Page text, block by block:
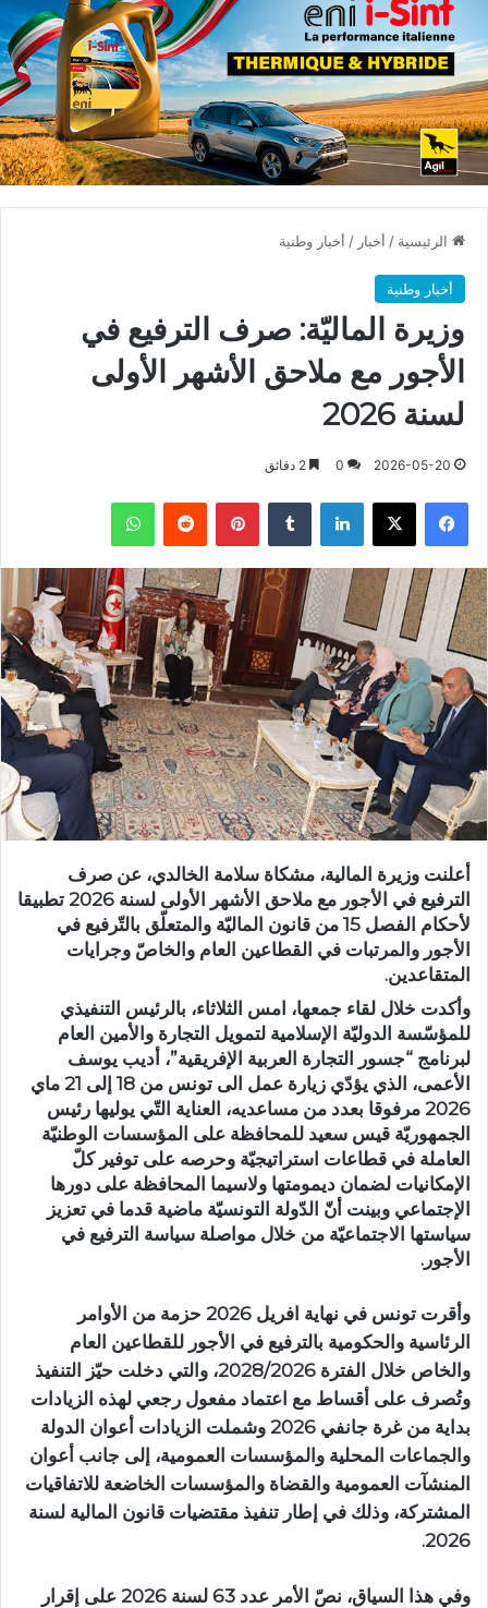
الرئيسية / أخبار / أخبار وطنية
أخبار وطنية
وزيرة الماليّة: صرف الترفيع في
الأجور مع ملاحق الأشهر الأولى
لسنة 2026
2026-05-20
0
فيسبوك X لينكدإن بينتيريست واتساب
أعلنت وزيرة المالية، مشكاة سلامة الخالدي، عن صرف
الترفيع في الأجور مع ملاحق الأشهر الأولى لسنة 2026 تطبيقا
لأحكام الفصل 15 من قانون الماليّة والمتعلّق بالتّرفيع في
الأجور والمرتبات في القطاعين العام والخاصّ وجرايات
المتقاعدين.
وأكدت خلال لقاء جمعها، امس الثلاثاء، بالرئيس التنفيذي
للمؤسّسة الدوليّة الإسلامية لتمويل التجارة والأمين العام
لبرنامج “جسور التجارة العربية الإفريقية”، أديب يوسف
الأعمى، الذي يؤدّي زيارة عمل الى تونس من 18 إلى 21 ماي
2026 مرفوقا بعدد من مساعديه، العناية التّي يوليها رئيس
الجمهوريّة قيس سعيد للمحافظة على المؤسسات الوطنيّة
العاملة في قطاعات استراتيجيّة وحرصه على توفير كلّ
الإمكانيات لضمان ديمومتها ولاسيما المحافظة على دورها
الإجتماعي وبينت أنّ الدّولة التونسيّة ماضية قدما في تعزيز
سياستها الاجتماعيّة من خلال مواصلة سياسة الترفيع في
الأجور.
وأقرت تونس في نهاية افريل 2026 حزمة من الأوامر
الرئاسية والحكومية بالترفيع في الأجور للقطاعين العام
والخاص خلال الفترة 2028/2026، والتي دخلت حيّز التنفيذ
وتُصرف على أقساط مع اعتماد مفعول رجعي لهذه الزيادات
بداية من غرة جانفي 2026 وشملت الزيادات أعوان الدولة
والجماعات المحلية والمؤسسات العمومية، إلى جانب أعوان
المنشآت العمومية والقضاة والمؤسسات الخاضعة للاتفاقيات
المشتركة، وذلك في إطار تنفيذ مقتضيات قانون المالية لسنة
2026.
وفي هذا السياق، نصّ الأمر عدد 63 لسنة 2026 على إقرار